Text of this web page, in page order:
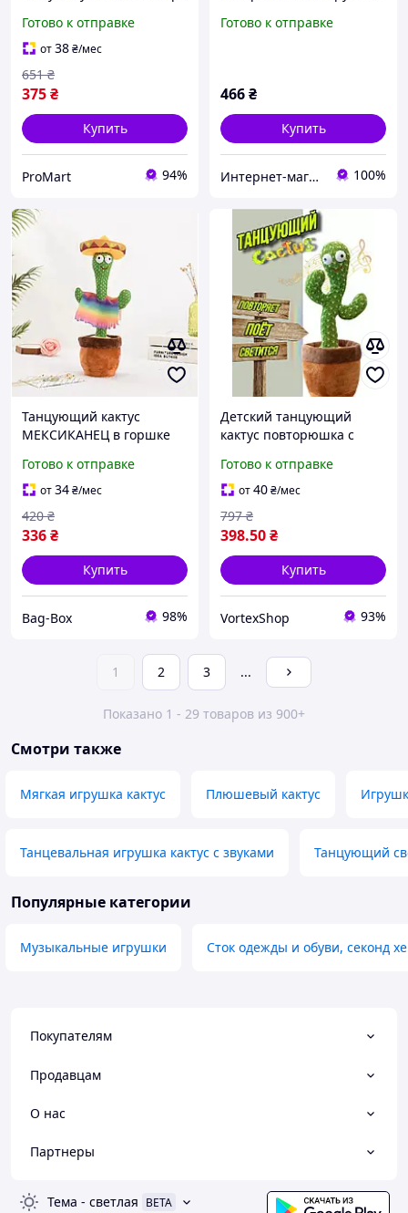
аккумулятором usb GT-70
Готово к отправке
от38₴/мес
375₴
651 ₴
Купить
ProMart 94%
(кактус) СЛОНИК арт. М
Готово к отправке
466₴
Купить
Интернет-магазин "Lovely Toys" 100%
Танцующий кактус
МЕКСИКАНЕЦ в горшке
игрушки Мягкая игрушка
кактус Игрушка
музыкальный кактус
Готово к отправке
от34₴/мес
336₴
420 ₴
Купить
Bag-Box 98%
Детский танцующий
кактус повторюшка с
эффектами, музыкальная
игрушка для детей
Готово к отправке
от40₴/мес
398.50₴
797 ₴
Купить
VortexShop 93%
1 2 3 ...
Показано 1 - 29 товаров из 900+
Смотри также
Мягкая игрушка кактус Плюшевый кактус
Танцевальная игрушка кактус с звуками Танцующий
Популярные категории
Музыкальные игрушки Сток одежды и обуви, секонд
Покупателям
Продавцам
О нас
Партнеры
Тема - светлая BETA